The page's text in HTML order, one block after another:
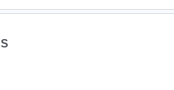
os gastos com esse
realizar uma etiqueta
formatos e marcas, a
em excelentes